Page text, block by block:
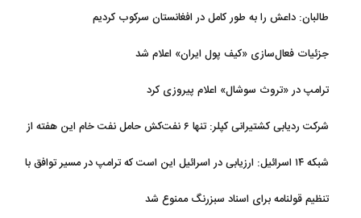
طالبان: داعش را به طور کامل در افغانستان سرکوب کردیم
جزئیات فعال‌سازی «کیف پول ایران» اعلام شد
ترامپ در «تروث سوشال» اعلام پیروزی کرد
شرکت ردیابی کشتیرانی کپلر: تنها ۶ نفت‌کش حامل نفت خام این هفته از
شبکه ۱۴ اسرائیل: ارزیابی در اسرائیل این است که ترامپ در مسیر توافق با
تنظیم قولنامه برای اسناد سبزرنگ ممنوع شد